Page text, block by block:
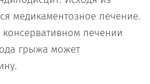
медикаментозное лечение.
лечении
грыжа может